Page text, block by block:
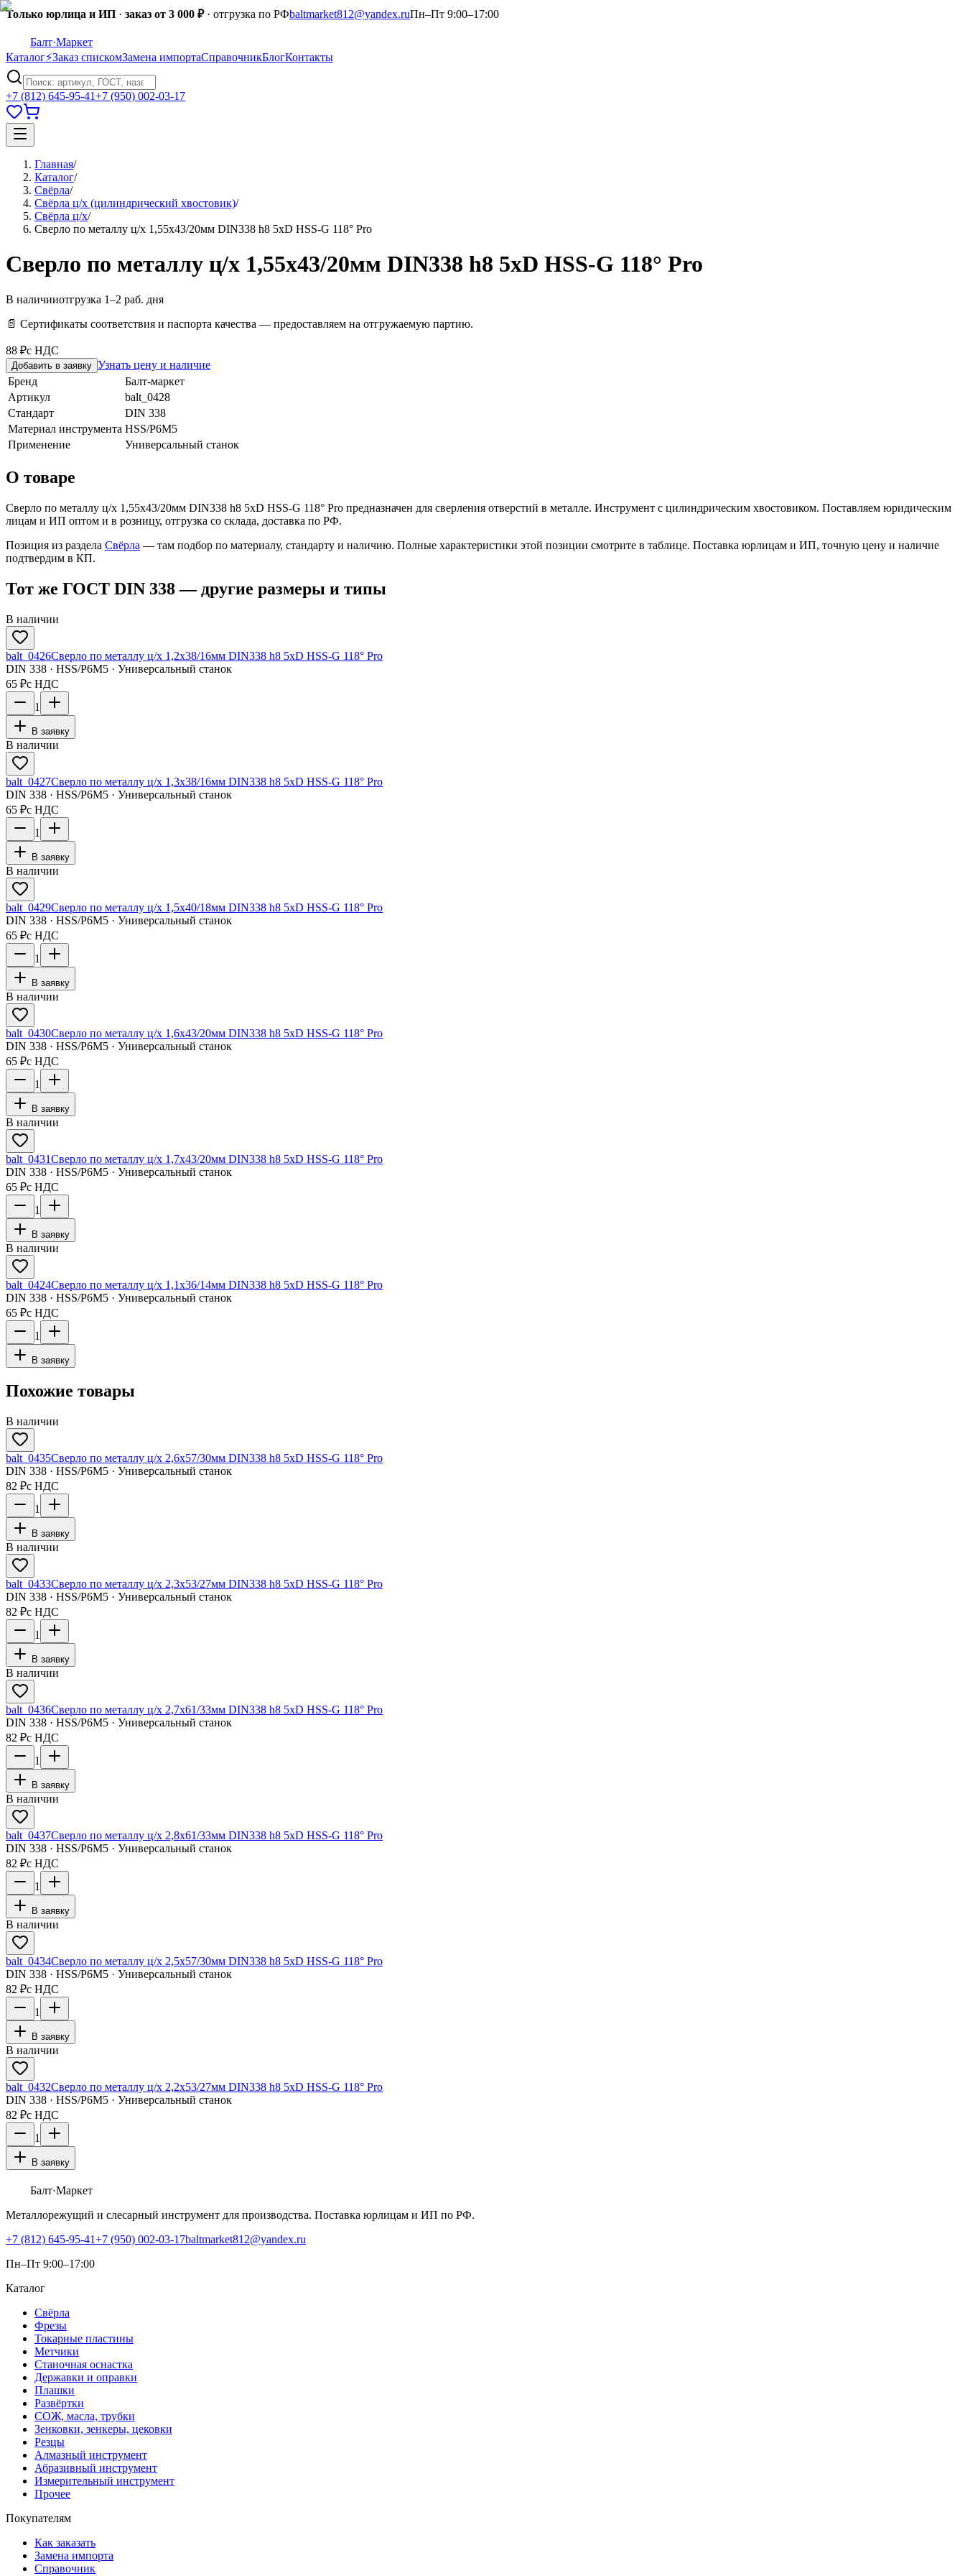
Только юрлица и ИП · заказ от 3 000 ₽· отгрузка по РФbaltmarket812@yandex.ruПн–Пт 9:00–17:00
Балт·Маркет
Каталог⚡Заказ спискомЗамена импортаСправочникБлогКонтакты
+7 (812) 645-95-41+7 (950) 002-03-17
Главная/
Каталог/
Свёрла/
Свёрла ц/х (цилиндрический хвостовик)/
Свёрла ц/х/
Сверло по металлу ц/х 1,55x43/20мм DIN338 h8 5xD HSS-G 118° Pro
Сверло по металлу ц/х 1,55x43/20мм DIN338 h8 5xD HSS-G 118° Pro
В наличииотгрузка 1–2 раб. дня
📄 Сертификаты соответствия и паспорта качества — предоставляем на отгружаемую партию.
88 ₽с НДС
Добавить в заявку Узнать цену и наличие
Бренд
Балт-маркет
Артикул
balt_0428
Стандарт
DIN 338
Материал инструмента HSS/Р6М5
Применение
Универсальный станок
О товаре
Сверло по металлу ц/х 1,55x43/20мм DIN338 h8 5xD HSS-G 118° Pro предназначен для сверления отверстий в металле. Инструмент с цилиндрическим хвостовиком. Поставляем юридическим
лицам и ИП оптом и в розницу, отгрузка со склада, доставка по РФ.
Позиция из раздела Свёрла — там подбор по материалу, стандарту и наличию. Полные характеристики этой позиции смотрите в таблице. Поставка юрлицам и ИП, точную цену и наличие
подтвердим в КП.
Тот же ГОСТ DIN 338 — другие размеры и типы
В наличии
balt_0426Сверло по металлу ц/х 1,2x38/16мм DIN338 h8 5xD HSS-G 118° Pro
DIN 338 · HSS/Р6М5 · Универсальный станок
65 ₽с НДС
1
В заявку
В наличии
balt_0427Сверло по металлу ц/х 1,3x38/16мм DIN338 h8 5xD HSS-G 118° Pro
DIN 338 · HSS/Р6М5 · Универсальный станок
65 ₽с НДС
1
В заявку
В наличии
balt_0429Сверло по металлу ц/х 1,5x40/18мм DIN338 h8 5xD HSS-G 118° Pro
DIN 338 · HSS/Р6М5 · Универсальный станок
65 ₽с НДС
1
В заявку
В наличии
balt_0430Сверло по металлу ц/х 1,6x43/20мм DIN338 h8 5xD HSS-G 118° Pro
DIN 338 · HSS/Р6М5 · Универсальный станок
65 ₽с НДС
1
В заявку
В наличии
balt_0431Сверло по металлу ц/х 1,7x43/20мм DIN338 h8 5xD HSS-G 118° Pro
DIN 338 · HSS/Р6М5 · Универсальный станок
65 ₽с НДС
1
В заявку
В наличии
balt_0424Сверло по металлу ц/х 1,1x36/14мм DIN338 h8 5xD HSS-G 118° Pro
DIN 338 · HSS/Р6М5 · Универсальный станок
65 ₽с НДС
1
В заявку
Похожие товары
В наличии
balt_0435Сверло по металлу ц/х 2,6x57/30мм DIN338 h8 5xD HSS-G 118° Pro
DIN 338 · HSS/Р6М5 · Универсальный станок
82 ₽с НДС
1
В заявку
В наличии
balt_0433Сверло по металлу ц/х 2,3x53/27мм DIN338 h8 5xD HSS-G 118° Pro
DIN 338 · HSS/Р6М5 · Универсальный станок
82 ₽с НДС
1
В заявку
В наличии
balt_0436Сверло по металлу ц/х 2,7x61/33мм DIN338 h8 5xD HSS-G 118° Pro
DIN 338 · HSS/Р6М5 · Универсальный станок
82 ₽с НДС
1
В заявку
В наличии
balt_0437Сверло по металлу ц/х 2,8x61/33мм DIN338 h8 5xD HSS-G 118° Pro
DIN 338 · HSS/Р6М5 · Универсальный станок
82 ₽с НДС
1
В заявку
В наличии
balt_0434Сверло по металлу ц/х 2,5x57/30мм DIN338 h8 5xD HSS-G 118° Pro
DIN 338 · HSS/Р6М5 · Универсальный станок
82 ₽с НДС
1
В заявку
В наличии
balt_0432Сверло по металлу ц/х 2,2x53/27мм DIN338 h8 5xD HSS-G 118° Pro
DIN 338 · HSS/Р6М5 · Универсальный станок
82 ₽с НДС
1
В заявку
Балт·Маркет
Металлорежущий и слесарный инструмент для производства. Поставка юрлицам и ИП по РФ.
+7 (812) 645-95-41+7 (950) 002-03-17baltmarket812@yandex.ru
Пн–Пт 9:00–17:00
Каталог
Свёрла
Фрезы
Токарные пластины
Метчики
Станочная оснастка
Державки и оправки
Плашки
Развёртки
СОЖ, масла, трубки
Зенковки, зенкеры, цековки
Резцы
Алмазный инструмент
Абразивный инструмент
Измерительный инструмент
Прочее
Покупателям
Как заказать
Замена импорта
Справочник